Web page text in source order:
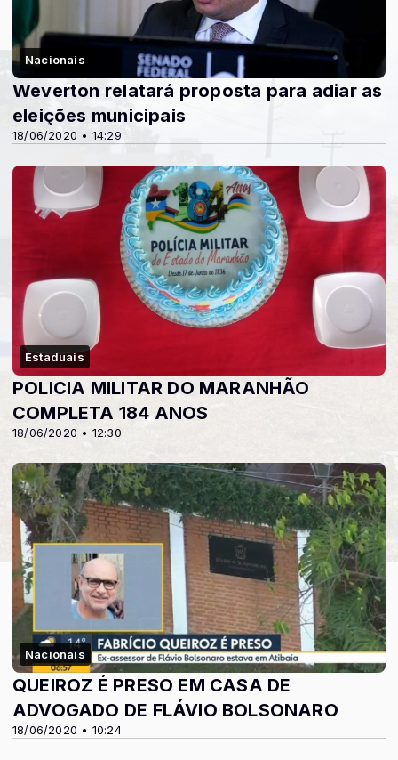
Nacionais
18/06/2020 • 14:29
Weverton relatará proposta para adiar as
eleições municipais
Estaduais
18/06/2020 • 12:30
POLICIA MILITAR DO MARANHÃO
COMPLETA 184 ANOS
Nacionais
18/06/2020 • 10:24
QUEIROZ É PRESO EM CASA DE
ADVOGADO DE FLÁVIO BOLSONARO